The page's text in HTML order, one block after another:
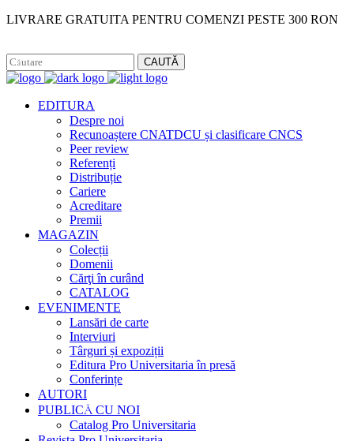
LIVRARE GRATUITA PENTRU COMENZI PESTE 300 RON
CAUTĂ
EDITURA
Despre noi
Recunoaștere CNATDCU și clasificare CNCS
Peer review
Referenți
Distribuție
Cariere
Acreditare
Premii
MAGAZIN
Colecții
Domenii
Cărţi în curând
CATALOG
EVENIMENTE
Lansări de carte
Interviuri
Târguri și expoziții
Editura Pro Universitaria în presă
Conferințe
AUTORI
PUBLICĂ CU NOI
Catalog Pro Universitaria